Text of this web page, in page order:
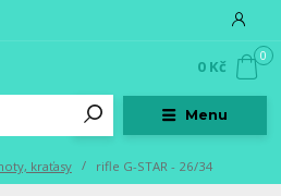
Menu
0
0 Kč
kraťasy rifle G-STAR - 26/34